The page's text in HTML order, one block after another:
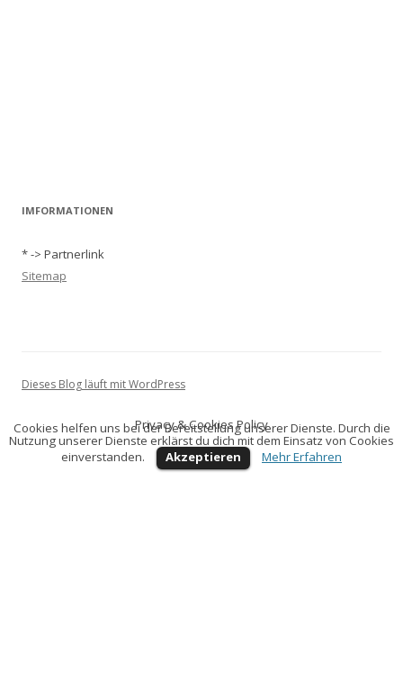
IMFORMATIONEN
* -> Partnerlink
Sitemap
Dieses Blog läuft mit WordPress
Cookies helfen uns bei der Bereitstellung unserer Dienste. Durch die
Nutzung unserer Dienste erklärst du dich mit dem Einsatz von Cookies
einverstanden.
Akzeptieren Mehr Erfahren
Privacy & Cookies Policy